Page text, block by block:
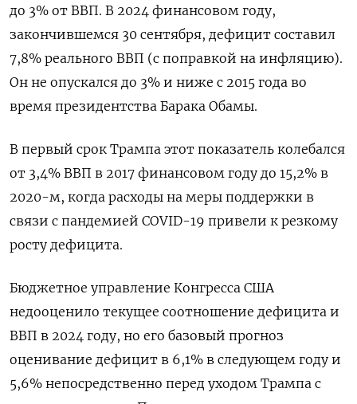
до 3% от ВВП. В 2024 финансовом году,
закончившемся 30 сентября, дефицит составил
7,8% реального ВВП (с поправкой на инфляцию).
Он не опускался до 3% и ниже с 2015 года во
время президентства Барака Обамы.
В первый срок Трампа этот показатель колебался
от 3,4% ВВП в 2017 финансовом году до 15,2% в
2020-м, когда расходы на меры поддержки в
связи с пандемией COVID-19 привели к резкому
росту дефицита.
Бюджетное управление Конгресса США
недооценило текущее соотношение дефицита и
ВВП в 2024 году, но его базовый прогноз
оценивание дефицит в 6,1% в следующем году и
5,6% непосредственно перед уходом Трампа с